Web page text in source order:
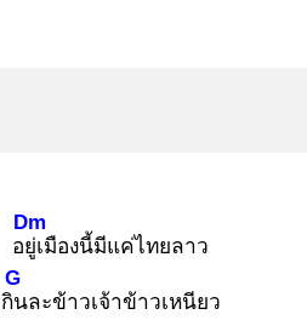
อยู่เ
Dm
มืองนี้มีแค่ไทยลาว
กิน
G
ละข้าวเจ้าข้าวเหนียว